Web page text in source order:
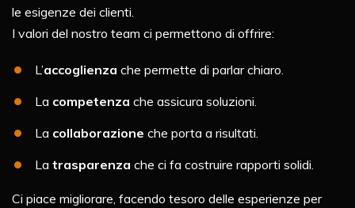
le esigenze dei clienti.
I valori del nostro team ci permettono di offrire:
L’accoglienza che permette di parlar chiaro.
La competenza che assicura soluzioni.
La collaborazione che porta a risultati.
La trasparenza che ci fa costruire rapporti solidi.
Ci piace migliorare, facendo tesoro delle esperienze per